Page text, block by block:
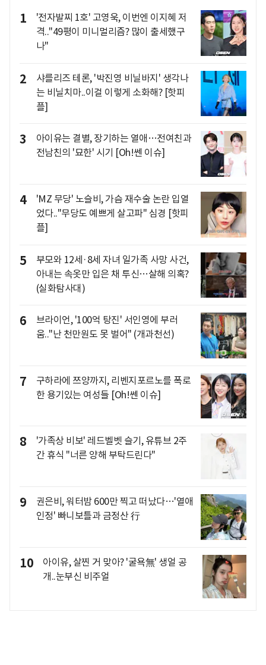
1
'전자발찌 1호' 고영욱, 이번엔 이지혜 저
격.."49평이 미니멀리즘? 많이 출세했구
나"
2
샤를리즈 테론, '박진영 비닐바지' 생각나
는 비닐치마..이걸 이렇게 소화해? [핫피
플]
3
아이유는 결별, 장기하는 열애…전여친과
전남친의 '묘한' 시기 [Oh!쎈 이슈]
4
'MZ 무당' 노슬비, 가슴 재수술 논란 입열
었다.."무당도 예쁘게 살고파" 심경 [핫피
플]
5
부모와 12세·8세 자녀 일가족 사망 사건,
아내는 속옷만 입은 채 투신…살해 의혹?
(실화탐사대)
6
브라이언, '100억 탕진' 서인영에 부러
움.."난 천만원도 못 벌어" (개과천선)
7
구하라에 쯔양까지, 리벤지포르노를 폭로
한 용기있는 여성들 [Oh!쎈 이슈]
8
'가족상 비보' 레드벨벳 슬기, 유튜브 2주
간 휴식 "너른 양해 부탁드린다"
9
권은비, 워터밤 600만 찍고 떠났다…'열애
인정' 빠니보틀과 금정산 行
10
아이유, 살찐 거 맞아? '굴욕無' 생얼 공
개..눈부신 비주얼